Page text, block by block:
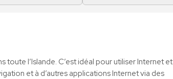
toute l’Islande. C’est idéal pour utiliser Internet et
et à d’autres applications Internet via des